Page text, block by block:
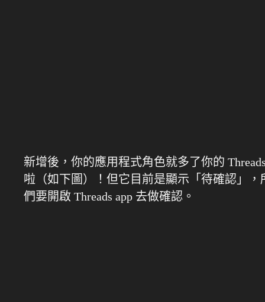
新增後，你的應用程式角色就多了你的
啦（如下圖）！但它目前是顯示「待確認」，
們要開啟 Threads app 去做確認。